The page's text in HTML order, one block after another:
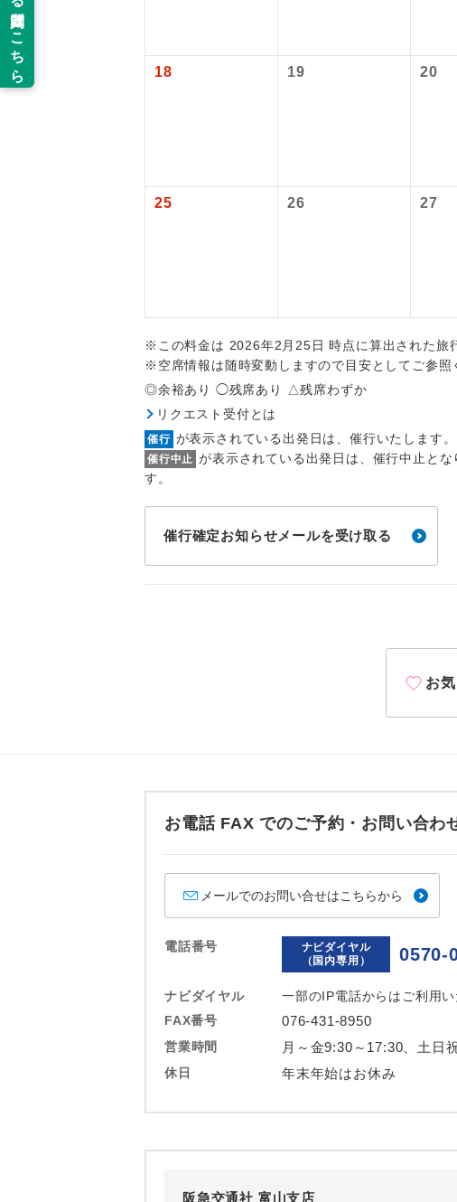
18 19 20
25 26 27
※この料金は 2026年2月25日 時点に算出された旅
※空席情報は随時変動しますので目安としてご参照
◎余裕あり ◯残席あり △残席わずか
リクエスト受付とは
催行 が表示されている出発日は、催行いたします。
催行中止 が表示されている出発日は、催行中止と
す。
催行確定お知らせメールを受け取る
お
お電話 FAX でのご予約・お問い合わ
メールでのお問い合せはこちらから
電話番号
ナビダイヤル
（国内専用）
0570-
ナビダイヤル
一部のIP電話からはご利用い
FAX番号
076-431-8950
営業時間 月～金9:30～17:30、土日
休日 年末年始はお休み
阪急交通社 富山支店
旅行代金に燃油サー
大人（12歳以上）320
旅行代金に各国空港
払いが必要となりま
当ツアーは日程表
道などを利用しご
大浴場
トラベルイヤホン
2名様催行
航空会社指定